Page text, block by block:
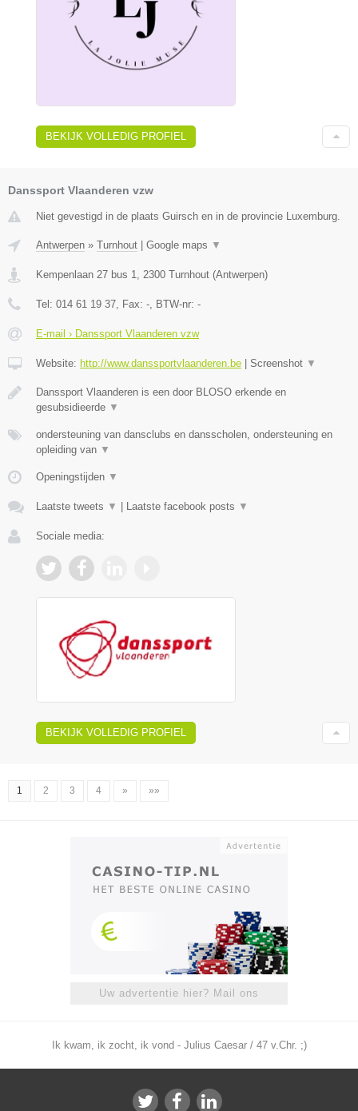
BEKIJK VOLLEDIG PROFIEL
Danssport Vlaanderen vzw
Niet gevestigd in de plaats Guirsch en in de provincie Luxemburg.
Antwerpen » Turnhout Google maps ▼
Kempenlaan 27 bus 1 2300 Turnhout (Antwerpen)
Tel: 014 61 19 37 , Fax: - , BTW-nr: -
E-mail › Danssport Vlaanderen vzw
Website: http://www.danssportvlaanderen.be Screenshot ▼
Danssport Vlaanderen is een door BLOSO erkende en
gesubsidieerde ▼
ondersteuning van dansclubs en dansscholen, ondersteuning en
opleiding van ▼
Openingstijden ▼
Laatste tweets ▼ Laatste facebook posts ▼
Sociale media:
BEKIJK VOLLEDIG PROFIEL
1 2 3 4 » »»
Uw advertentie hier? Mail ons
Ik kwam, ik zocht, ik vond - Julius Caesar / 47 v.Chr. ;)